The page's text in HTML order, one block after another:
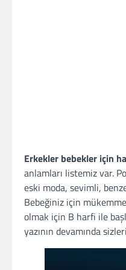
Erkekler bebekler için
anlamları listemiz var.
eski moda, sevimli,
Bebeğiniz için
olmak için B harfi ile
yazının devamında